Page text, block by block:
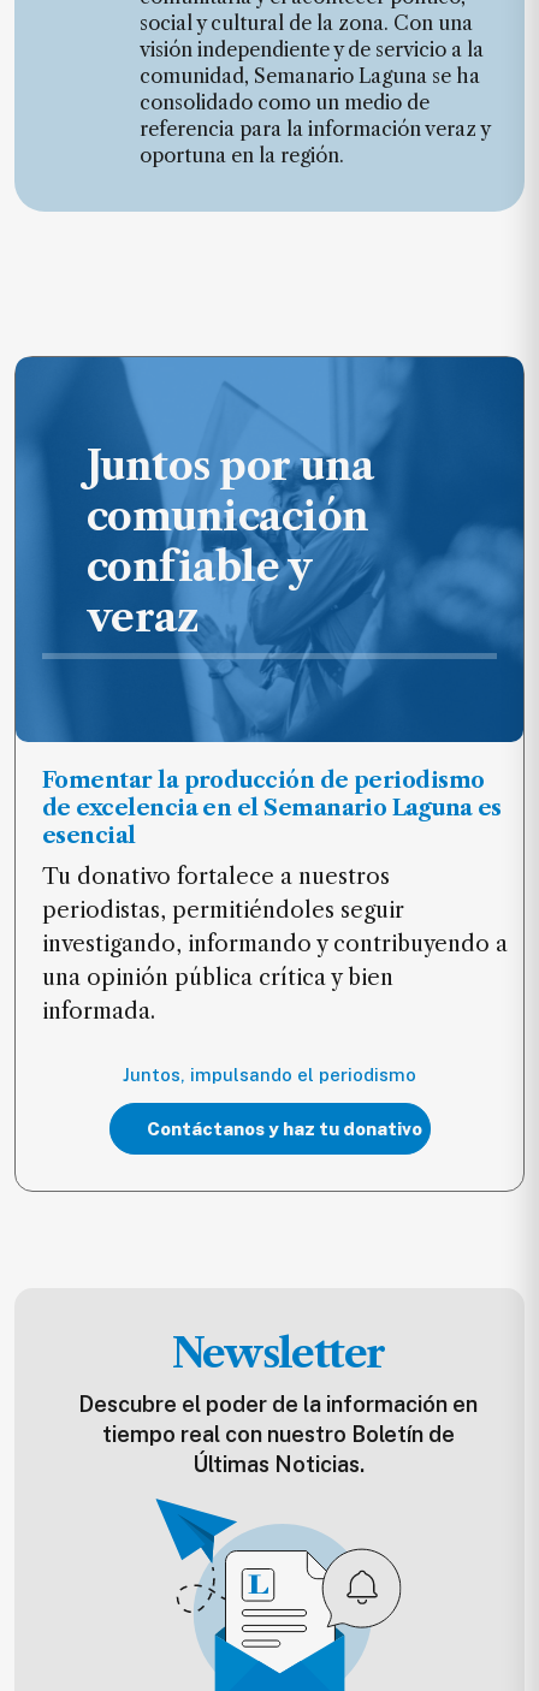
social y cultural de la zona. Con una
visión independiente y de servicio a la
comunidad, Semanario Laguna se ha
consolidado como un medio de
referencia para la información veraz y
oportuna en la región.
Juntos por una
comunicación
confiable y
veraz
Fomentar la producción de periodismo
de excelencia en el Semanario Laguna es
esencial
Tu donativo fortalece a nuestros
periodistas, permitiéndoles seguir
investigando, informando y contribuyendo a
una opinión pública crítica y bien
informada.
Juntos, impulsando el periodismo
Contáctanos y haz tu donativo
Newsletter
Descubre el poder de la información en
tiempo real con nuestro Boletín de
Últimas Noticias.